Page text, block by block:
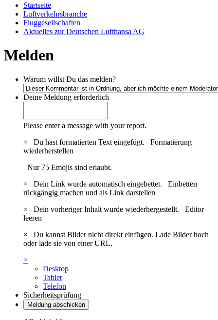
Startseite
Luftverkehrsbranche
Fluggesellschaften
Aktuelles zur Deutschen Lufthansa AG
Melden
Warum willst Du das melden?
Deine Meldung erforderlich
Please enter a message with your report.
×
Du hast formatierten Text eingefügt. Formatierung
wiederherstellen
Nur 75 Emojis sind erlaubt.
×
Dein Link wurde automatisch eingebettet. Einbetten
rückgängig machen und als Link darstellen
×
Dein vorheriger Inhalt wurde wiederhergestellt. Editor
leeren
×
Du kannst Bilder nicht direkt einfügen. Lade Bilder hoch
oder lade sie von einer URL.
×
Desktop
Tablet
Telefon
Sicherheitsprüfung
Meldung abschicken